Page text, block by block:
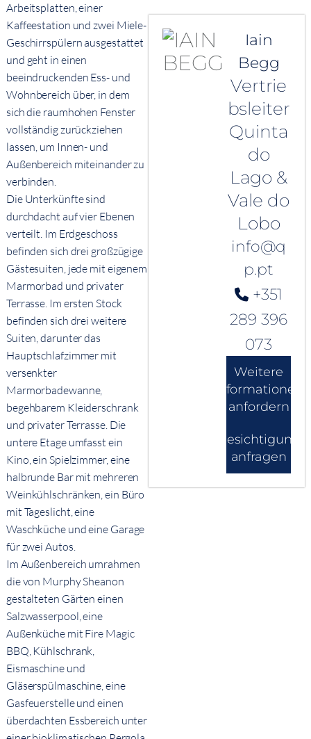
Arbeitsplatten, einer
Kaffeestation und zwei Miele-
Geschirrspülern ausgestattet
und geht in einen
beeindruckenden Ess- und
Wohnbereich über, in dem
sich die raumhohen Fenster
vollständig zurückziehen
lassen, um Innen- und
Außenbereich miteinander zu
verbinden.
Die Unterkünfte sind
durchdacht auf vier Ebenen
verteilt. Im Erdgeschoss
befinden sich drei großzügige
Gästesuiten, jede mit eigenem
Marmorbad und privater
Terrasse. Im ersten Stock
befinden sich drei weitere
Suiten, darunter das
Hauptschlafzimmer mit
versenkter
Marmorbadewanne,
begehbarem Kleiderschrank
und privater Terrasse. Die
untere Etage umfasst ein
Kino, ein Spielzimmer, eine
halbrunde Bar mit mehreren
Weinkühlschränken, ein Büro
mit Tageslicht, eine
Waschküche und eine Garage
für zwei Autos.
Im Außenbereich umrahmen
die von Murphy Sheanon
gestalteten Gärten einen
Salzwasserpool, eine
Außenküche mit Fire Magic
BBQ, Kühlschrank,
Eismaschine und
Gläserspülmaschine, eine
Gasfeuerstelle und einen
überdachten Essbereich unter
Iain
Begg
Vertrie
bsleiter
Quinta
do
Lago &
Vale do
Lobo
info@q
p.pt
+351
289 396
073
Weitere
Informationen
anfordern
Besichtigung
anfragen